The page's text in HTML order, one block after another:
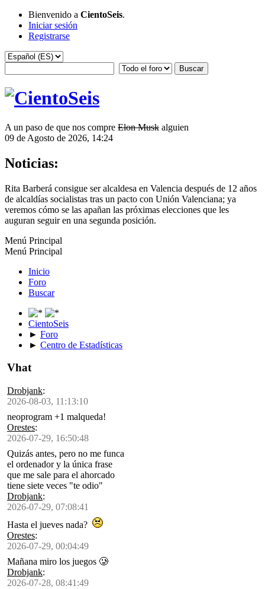
Bienvenido a CientoSeis.
Iniciar sesión
Registrarse
A un paso de que nos compre Elon Musk alguien
09 de Agosto de 2026, 14:24
Noticias:
Rita Barberá consigue ser alcaldesa en Valencia después de 12 años
de alcaldías socialistas tras un pacto con Unión Valenciana; ya
veremos cómo se las apañan las próximas elecciones que les
auguran seguir en una segunda posición.
Menú Principal
Menú Principal
Inicio
Foro
Buscar
CientoSeis
► Foro
► Centro de Estadísticas
Vhat
Drobjank:
2026-08-03, 11:13:10
neoprogram +1 malqueda!
Orestes:
2026-07-29, 16:50:48
Quizás antes, pero no me funca
el ordenador y la única frase
que me sale para el ahorcado
tiene siete veces "te odio"
Drobjank:
2026-07-29, 07:08:41
Hasta el jueves nada?
Orestes:
2026-07-29, 00:04:49
Mañana miro los juegos 🥲
Drobjank:
2026-07-28, 08:41:49